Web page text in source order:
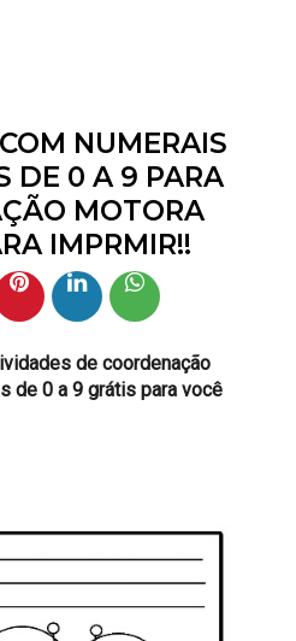
NUMERAIS
DE 0 A 9 PARA
MOTORA
IMPRMIR!!
de coordenação
de 0 a 9 grátis para você